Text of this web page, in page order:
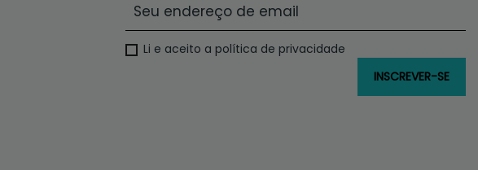
Li e aceito a política de privacidade